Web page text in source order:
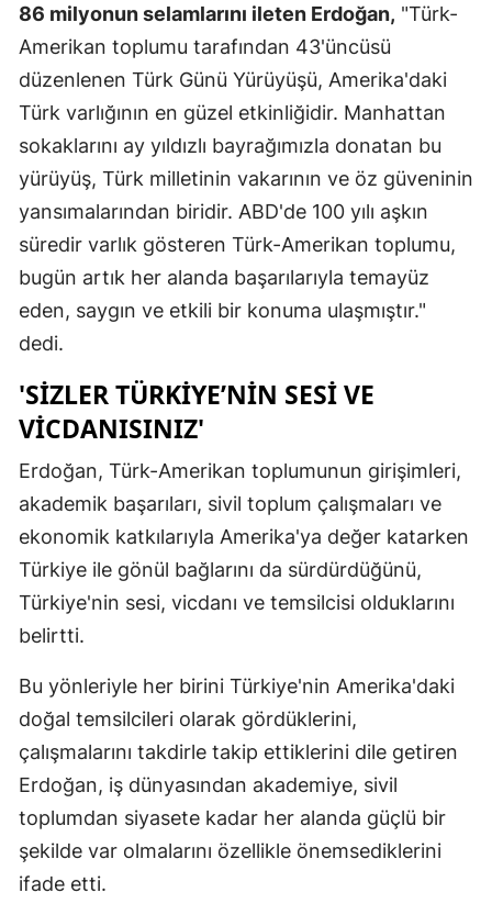
Isparta
Mersin
İstanbul
İzmir
Kars
Kastamonu
Konya
Malatya
Manisa
Mardin
Muğla
86 milyonun selamlarını ileten Erdoğan, "Türk-
Amerikan toplumu tarafından 43'üncüsü
düzenlenen Türk Günü Yürüyüşü, Amerika'daki
Türk varlığının en güzel etkinliğidir. Manhattan
sokaklarını ay yıldızlı bayrağımızla donatan bu
yürüyüş, Türk milletinin vakarının ve öz güveninin
yansımalarından biridir. ABD'de 100 yılı aşkın
süredir varlık gösteren Türk-Amerikan toplumu,
bugün artık her alanda başarılarıyla temayüz
eden, saygın ve etkili bir konuma ulaşmıştır."
dedi.
'SIZLER TÜRKIYE’NIN SESI VE
VICDANISINIZ'
Erdoğan, Türk-Amerikan toplumunun girişimleri,
akademik başarıları, sivil toplum çalışmaları ve
ekonomik katkılarıyla Amerika'ya değer katarken
Türkiye ile gönül bağlarını da sürdürdüğünü,
Türkiye'nin sesi, vicdanı ve temsilcisi olduklarını
belirtti.
Bu yönleriyle her birini Türkiye'nin Amerika'daki
doğal temsilcileri olarak gördüklerini,
çalışmalarını takdirle takip ettiklerini dile getiren
Erdoğan, iş dünyasından akademiye, sivil
toplumdan siyasete kadar her alanda güçlü bir
şekilde var olmalarını özellikle önemsediklerini
ifade etti.